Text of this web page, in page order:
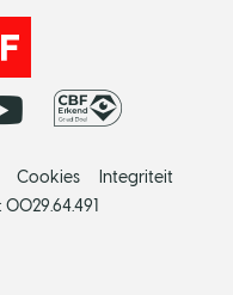
Cookies
Integriteit
0029.64.491